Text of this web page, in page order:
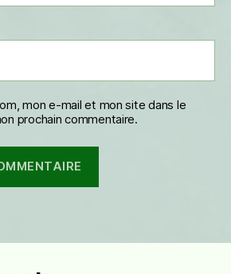
mon e-mail et mon site dans le
prochain commentaire.